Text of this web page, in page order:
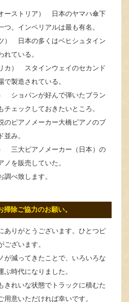
ーストリア） 日本のヤマハ傘下
つ。インペリアルは最も有名。
） 日本の多くはベヒシュタイン
ている。
カ） スタインウェイのセカンド
製造されている。
ショパンが好んで弾いたブラン
チェックしておきたいところ。
ピアノメーカー大橋ピアノのブ
み。
三大ピアノメーカー（日本）の
を販売していた。
べ致します。
掃除ご協力のお願い。
りがとうございます。ひとつピ
ざいます。
が減ってきたことで、いろいろな
ぶ時代になりました。
きれいな状態でトラックに積むた
意いただければ幸いです。